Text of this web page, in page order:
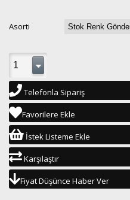
Asorti
Telefonla Sipariş
Favorilere Ekle
İstek Listeme Ekle
Karşılaştır
Fiyat Düşünce Haber Ver